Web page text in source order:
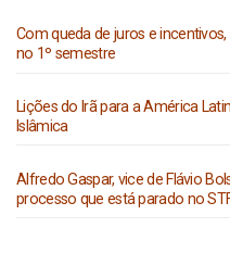
Com queda de juros e
no 1º semestre
Lições do Irã para a América
Islâmica
Alfredo Gaspar, vice de Flávio
processo que está parado no